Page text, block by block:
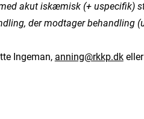
akut iskæmisk (+ uspecifik)
der modtager behandling
Ingeman, anning@rkkp.dkeller